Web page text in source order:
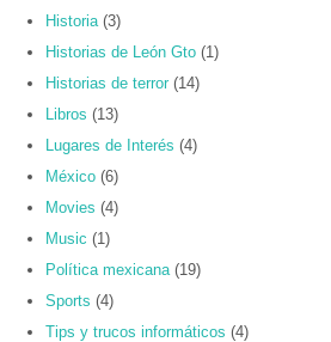
Historia (3)
Historias de León Gto (1)
Historias de terror (14)
Libros (13)
Lugares de Interés (4)
México (6)
Movies (4)
Music (1)
Política mexicana (19)
Sports (4)
Tips y trucos informáticos (4)